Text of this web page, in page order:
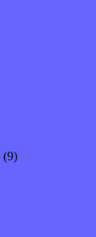
(9)